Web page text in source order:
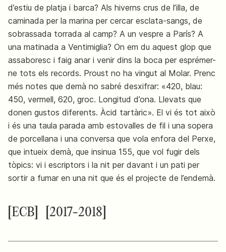
d’estiu de platja i barca? Als hiverns crus de l’illa, de
caminada per la marina per cercar esclata-sangs, de
sobrassada torrada al camp? A un vespre a París? A
una matinada a Ventimiglia? On em du aquest glop que
assaboresc i faig anar i venir dins la boca per esprémer-
ne tots els records. Proust no ha vingut al Molar. Prenc
més notes que demà no sabré desxifrar: «420, blau:
450, vermell, 620, groc. Longitud d’ona. Llevats que
donen gustos diferents. Àcid tartàric». El vi és tot això
i és una taula parada amb estovalles de fil i una sopera
de porcellana i una conversa que vola enfora del Perxe,
que intueix demà, que insinua 155, que vol fugir dels
tòpics: vi i escriptors i la nit per davant i un pati per
sortir a fumar en una nit que és el projecte de l’endemà.
[ECB] [2017-2018]